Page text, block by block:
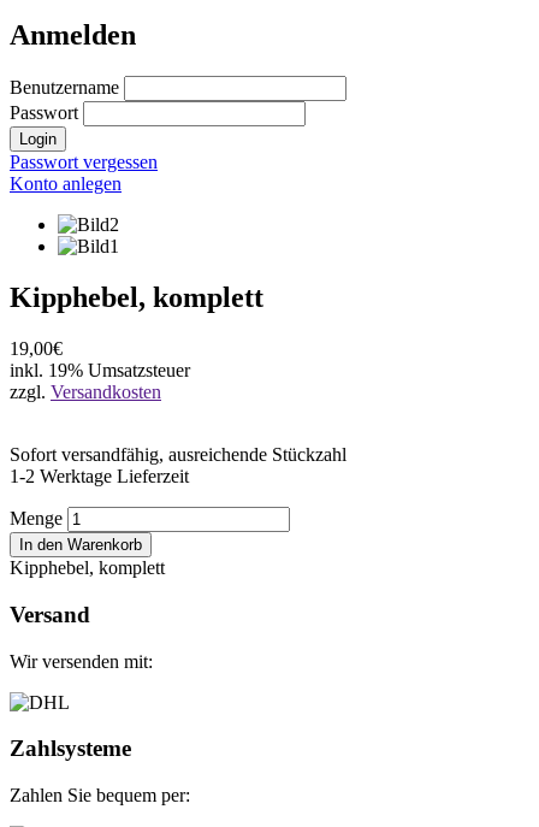
Anmelden
Benutzername
Passwort
Login
Passwort vergessen
Konto anlegen
Kipphebel, komplett
19,00€
inkl. 19% Umsatzsteuer
zzgl. Versandkosten
Sofort versandfähig, ausreichende Stückzahl
1-2 Werktage Lieferzeit
Menge
In den Warenkorb
Kipphebel, komplett
Versand
Wir versenden mit:
Zahlsysteme
Zahlen Sie bequem per: